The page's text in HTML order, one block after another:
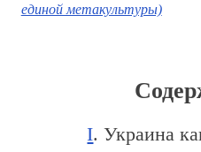
единой метакультуры)
I. Украина